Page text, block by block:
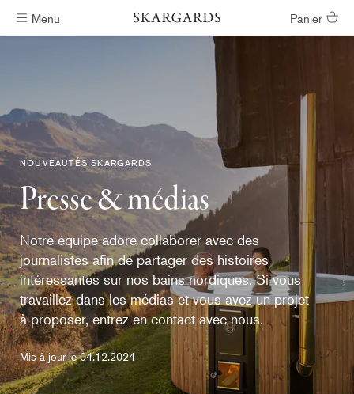
Menu Livraison gratuite Panier
NOUVEAUTÉS SKARGARDS
Presse & médias
Notre équipe adore collaborer avec des
journalistes afin de partager des histoires
intéressantes sur nos bains nordiques. Si vous
travaillez dans les médias et vous avez un projet
à proposer, entrez en contact avec nous.
Mis à jour le 04.12.2024